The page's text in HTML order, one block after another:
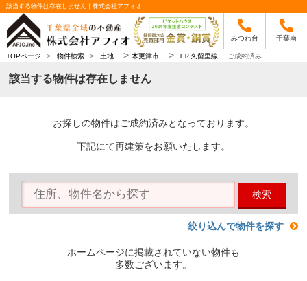
該当する物件は存在しません｜株式会社アフィオ
みつわ台 千葉南
TOPページ > 物件検索 > 土地 > 木更津市 > ＪＲ久留里線 ご成約済み
該当する物件は存在しません
お探しの物件はご成約済みとなっております。
下記にて再建策をお願いたします。
検索
絞り込んで物件を探す
ホームページに掲載されていない物件も
多数ございます。